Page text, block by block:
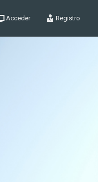
Acceder Registro